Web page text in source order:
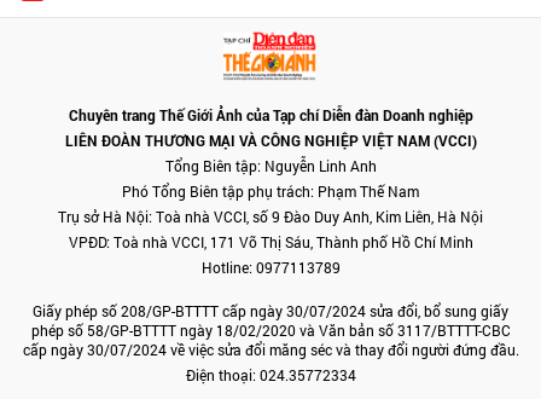
Chuyên trang Thế Giới Ảnh của Tạp chí Diễn đàn Doanh nghiệp
LIÊN ĐOÀN THƯƠNG MẠI VÀ CÔNG NGHIỆP VIỆT NAM (VCCI)
Tổng Biên tập: Nguyễn Linh Anh
Phó Tổng Biên tập phụ trách: Phạm Thế Nam
Trụ sở Hà Nội: Toà nhà VCCI, số 9 Đào Duy Anh, Kim Liên, Hà Nội
VPĐD: Toà nhà VCCI, 171 Võ Thị Sáu, Thành phố Hồ Chí Minh
Hotline: 0977113789
Giấy phép số 208/GP-BTTTT cấp ngày 30/07/2024 sửa đổi, bổ sung giấy
phép số 58/GP-BTTTT ngày 18/02/2020 và Văn bản số 3117/BTTTT-CBC
cấp ngày 30/07/2024 về việc sửa đổi măng séc và thay đổi người đứng đầu.
Điện thoại: 024.35772334